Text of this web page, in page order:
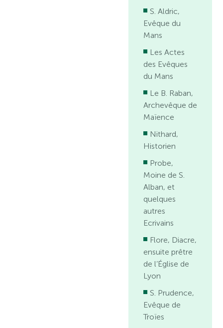
S. Aldric,
Evêque du
Mans
Les Actes
des Evêques
du Mans
Le B. Raban,
Archevêque de
Maïence
Nithard,
Historien
Probe,
Moine de S.
Alban, et
quelques
autres
Ecrivains
Flore, Diacre,
ensuite prêtre
de l’Église de
Lyon
S. Prudence,
Evêque de
Troïes